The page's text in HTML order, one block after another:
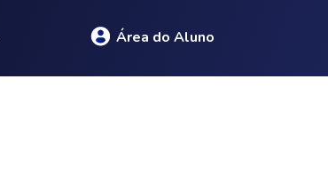
Área do Aluno